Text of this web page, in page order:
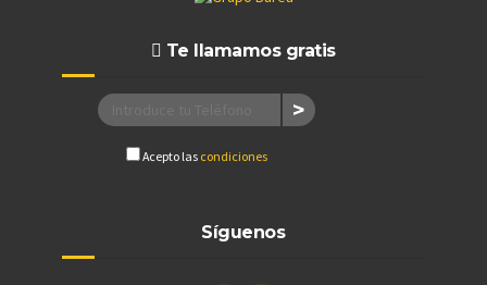
Te llamamos gratis
Acepto las condiciones
Síguenos